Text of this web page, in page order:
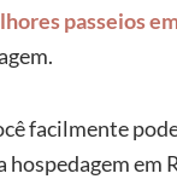
passeios
facilmente